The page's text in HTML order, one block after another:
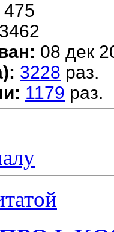
475
08 дек
3228 раз.
1179 раз.